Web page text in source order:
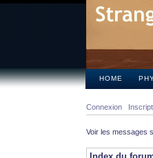
HOME
Connexion
Voir les messages